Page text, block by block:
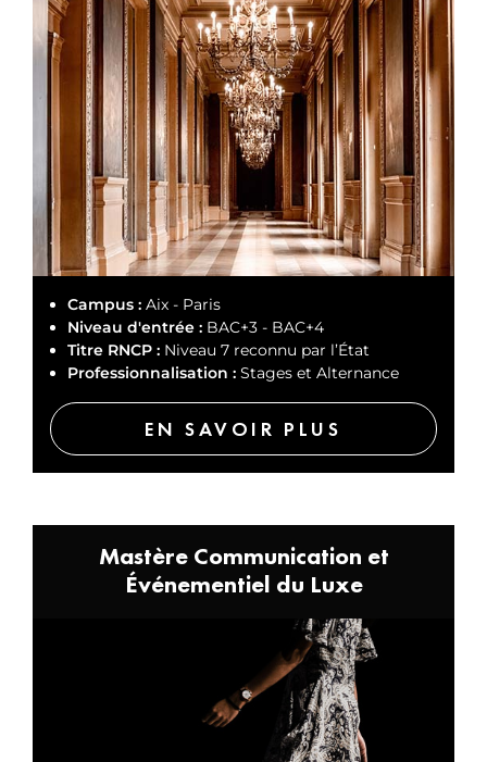
Campus : Aix - Paris
Niveau d'entrée : BAC+3 - BAC+4
Titre RNCP : Niveau 7 reconnu par l’État
Professionnalisation : Stages et Alternance
EN SAVOIR PLUS
Mastère Communication et
Événementiel du Luxe